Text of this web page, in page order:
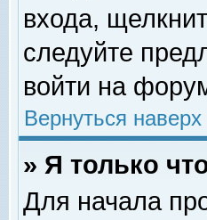
входа,
следуйте
войти на
Вернуться наверх
» Я только
Для начала